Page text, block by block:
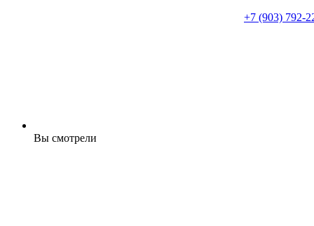
+7 (903) 792-
Вы смотрели